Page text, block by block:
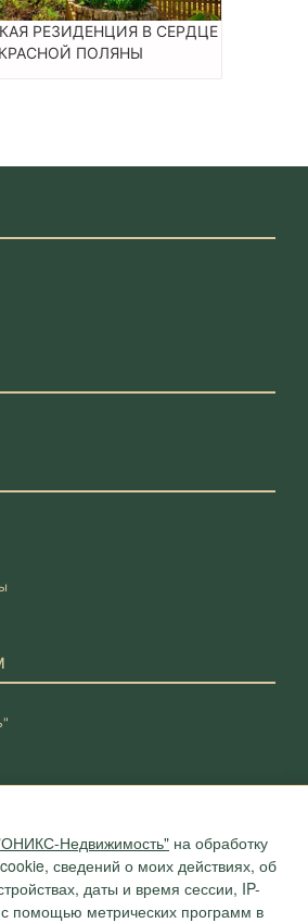
РЕЗИДЕНЦИЯ В СЕРДЦЕ
КРАСНОЙ ПОЛЯНЫ
Недвижимость" на обработку
сведений о моих действиях, об
даты и время сессии, IP-
помощью метрических программ в